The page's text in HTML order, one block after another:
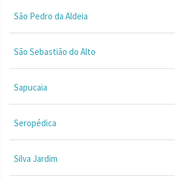
São Pedro da Aldeia
São Sebastião do Alto
Sapucaia
Seropédica
Silva Jardim